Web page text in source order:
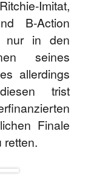
Imitat,
B-Action
nur in den
seines
allerdings
trist
Finale